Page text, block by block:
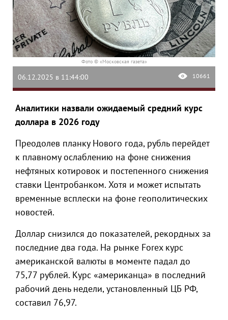
Фото © «Московская газета»
06.12.2025 в 11:44:00 10661
Аналитики назвали ожидаемый средний курс
доллара в 2026 году
Преодолев планку Нового года, рубль перейдет
к плавному ослаблению на фоне снижения
нефтяных котировок и постепенного снижения
ставки Центробанком. Хотя и может испытать
временные всплески на фоне геополитических
новостей.
Доллар снизился до показателей, рекордных за
последние два года. На рынке Forex курс
американской валюты в моменте падал до
75,77 рублей. Курс «американца» в последний
рабочий день недели, установленный ЦБ РФ,
составил 76,97.